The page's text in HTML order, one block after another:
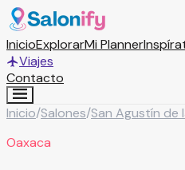
InicioExplorarMi Planner
Viajes
Contacto
Inicio/Salones/San Agustín de
Oaxaca